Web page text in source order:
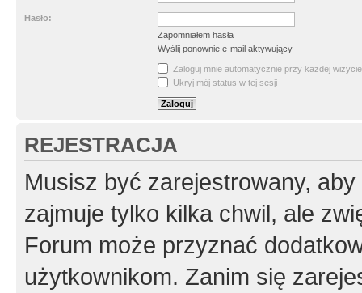
Hasło:
Zapomniałem hasła
Wyślij ponownie e-mail aktywujący
Zaloguj mnie automatycznie przy każdej wizycie
Ukryj mój status w tej sesji
REJESTRACJA
Musisz być zarejestrowany,
zajmuje tylko kilka chwil, ale
Forum może przyznać
użytkownikom. Zanim się